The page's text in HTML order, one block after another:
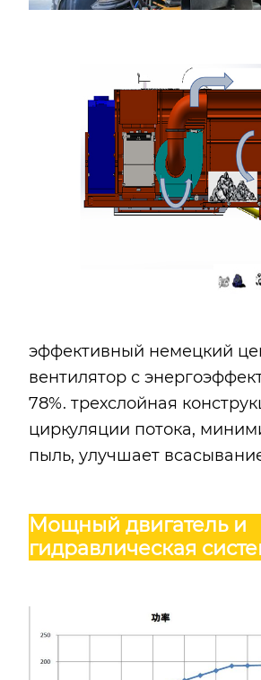
эффективный немецкий
вентилятор с
78%. трехслойная
циркуляции потока,
пыль, улучшает
Мощный двигатель и
гидравлическая